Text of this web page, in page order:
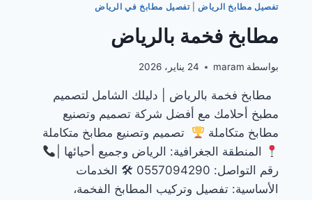
تفصيل مطابخ الرياض |تفصيل مطابخ في الرياض
مطابخ فخمة بالرياض
بواسطة maram 24 يناير، 2026
مطابخ فخمة بالرياض | دليلك الشامل لتصميم
مطبخ أحلامك مع أفضل شركة تصميم وتصنيع
مطابخ متكاملة
تصميم وتصنيع مطابخ متكاملة
المنطقة الجغرافية: الرياض وجميع أحيائها |
رقم التواصل: 0557094290 🛠 الخدمات
الأساسية: تفصيل وتركيب المطابخ الفخمة،